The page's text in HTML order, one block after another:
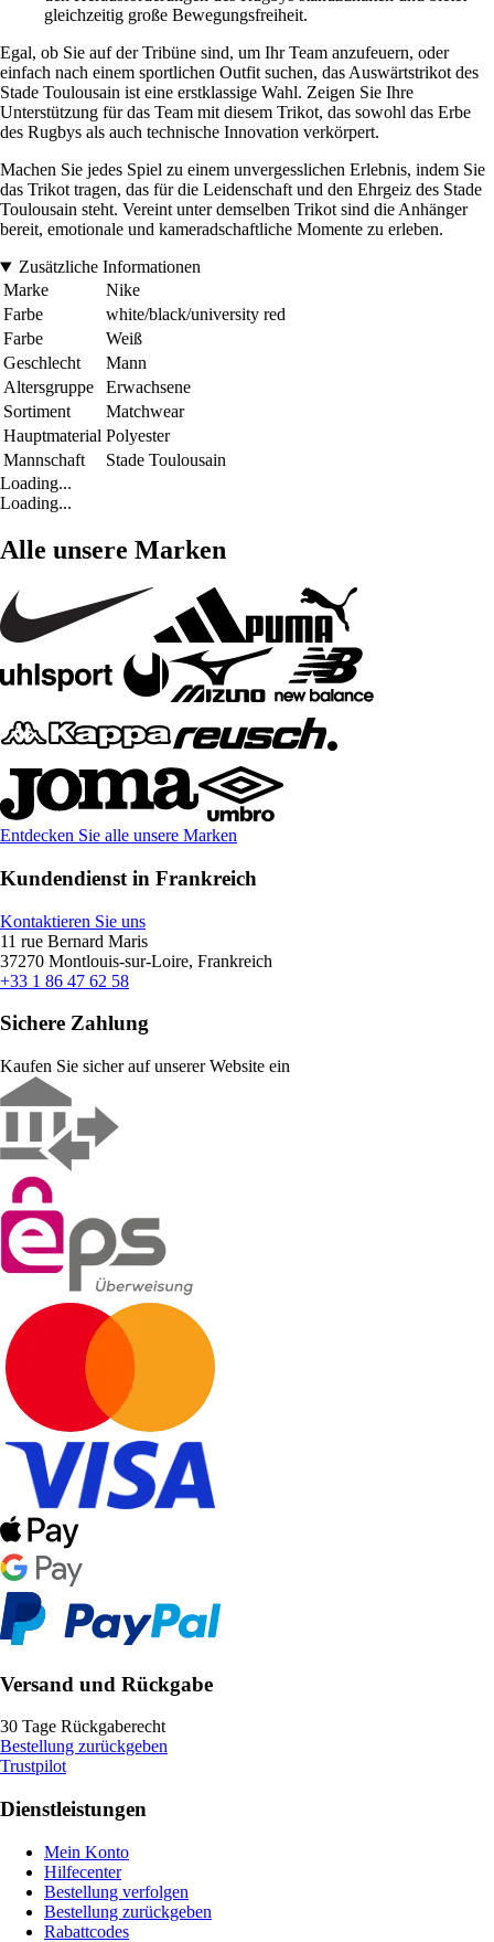
gleichzeitig große Bewegungsfreiheit.
Egal, ob Sie auf der Tribüne sind, um Ihr Team anzufeuern, oder
einfach nach einem sportlichen Outfit suchen, das Auswärtstrikot des
Stade Toulousain ist eine erstklassige Wahl. Zeigen Sie Ihre
Unterstützung für das Team mit diesem Trikot, das sowohl das Erbe
des Rugbys als auch technische Innovation verkörpert.
Machen Sie jedes Spiel zu einem unvergesslichen Erlebnis, indem Sie
das Trikot tragen, das für die Leidenschaft und den Ehrgeiz des Stade
Toulousain steht. Vereint unter demselben Trikot sind die Anhänger
bereit, emotionale und kameradschaftliche Momente zu erleben.
Zusätzliche Informationen
Marke
Nike
Farbe
white/black/university red
Farbe
Weiß
Geschlecht
Mann
Altersgruppe
Erwachsene
Sortiment
Matchwear
Hauptmaterial Polyester
Mannschaft
Stade Toulousain
Loading...
Loading...
Alle unsere Marken
Entdecken Sie alle unsere Marken
Kundendienst in Frankreich
Kontaktieren Sie uns
11 rue Bernard Maris
37270 Montlouis-sur-Loire, Frankreich
+33 1 86 47 62 58
Sichere Zahlung
Kaufen Sie sicher auf unserer Website ein
Versand und Rückgabe
30 Tage Rückgaberecht
Bestellung zurückgeben
Trustpilot
Dienstleistungen
Mein Konto
Hilfecenter
Bestellung verfolgen
Bestellung zurückgeben
Rabattcodes